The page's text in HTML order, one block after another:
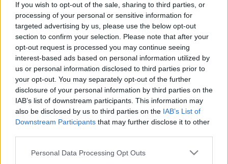
If you wish to opt-out of the sale, sharing to third parties, or
processing of your personal or sensitive information for
targeted advertising by us, please use the below opt-out
section to confirm your selection. Please note that after your
opt-out request is processed you may continue seeing
interest-based ads based on personal information utilized by
us or personal information disclosed to third parties prior to
your opt-out. You may separately opt-out of the further
disclosure of your personal information by third parties on the
IAB’s list of downstream participants. This information may
also be disclosed by us to third parties on the IAB’s List of
Downstream Participants that may further disclose it to other
Please note that this website/app uses one or more Google
Personal Data Processing Opt Outs
luettavuudelle, joten se vaikutti sopivalta blogille.
En väitä mitään sivuston sisällön todellisesta
luettavuudesta kuitenkaan ;-)
Verkkosivusto aloitettiin noin vuonna 2015 blogina
ja paikkana, jossa voin säilyttää ja julkaista
pienempiä yhden sivun projektejani ilman erillisten
verkkosivustojen luomiseen liittyvää vaivannäköä ja
kustannuksia. Sivusto on käynyt läpi useita
tarkistuksia ja uudelleensuunnitteluita - ja se on
ollut jopa offline-tilassa pitkään massiivisen
laitteistovian vuoksi vuokratulla palvelimella, ja se